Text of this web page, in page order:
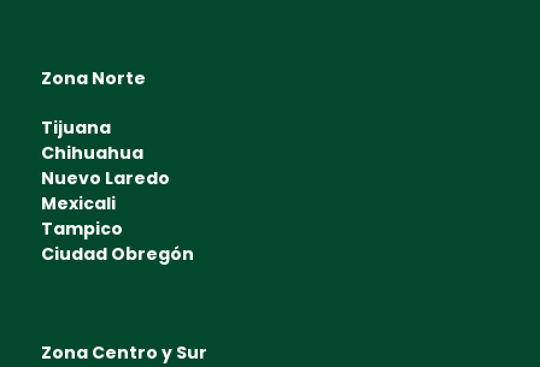
Zona Norte
Tijuana
Chihuahua
Nuevo Laredo
Mexicali
Tampico
Ciudad Obregón
Zona Centro y Sur